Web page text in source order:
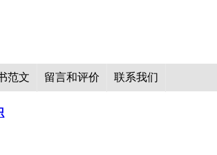
范文 留言和评价 联系我们